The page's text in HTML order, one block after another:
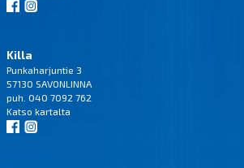
Killa
Punkaharjuntie 3
57130 SAVONLINNA
puh. 040 7092 762
Katso kartalta